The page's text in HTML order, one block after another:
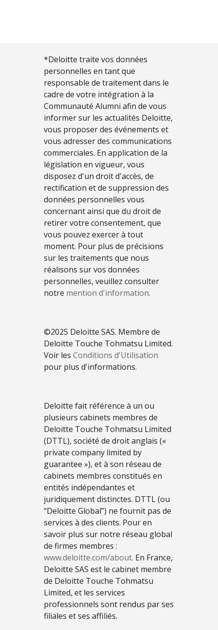
*Deloitte traite vos données
personnelles en tant que
responsable de traitement dans le
cadre de votre intégration à la
Communauté Alumni afin de vous
informer sur les actualités Deloitte,
vous proposer des événements et
vous adresser des communications
commerciales. En application de la
législation en vigueur, vous
disposez d'un droit d'accès, de
rectification et de suppression des
données personnelles vous
concernant ainsi que du droit de
retirer votre consentement, que
vous pouvez exercer à tout
moment. Pour plus de précisions
sur les traitements que nous
réalisons sur vos données
personnelles, veuillez consulter
notre mention d'information.
©2025 Deloitte SAS. Membre de
Deloitte Touche Tohmatsu Limited.
Voir les Conditions d'Utilisation
pour plus d'informations.
Deloitte fait référence à un ou
plusieurs cabinets membres de
Deloitte Touche Tohmatsu Limited
(DTTL), société de droit anglais («
private company limited by
guarantee »), et à son réseau de
cabinets membres constitués en
entités indépendantes et
juridiquement distinctes. DTTL (ou
“Deloitte Global”) ne fournit pas de
services à des clients. Pour en
savoir plus sur notre réseau global
de firmes membres :
www.deloitte.com/about. En France,
Deloitte SAS est le cabinet membre
de Deloitte Touche Tohmatsu
Limited, et les services
professionnels sont rendus par ses
filiales et ses affiliés.